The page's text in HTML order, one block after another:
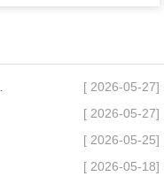
[ 2026-05-27]
[ 2026-05-27]
[ 2026-05-25]
[ 2026-05-18]